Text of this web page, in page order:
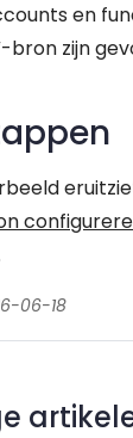
en
bron zijn
06-18